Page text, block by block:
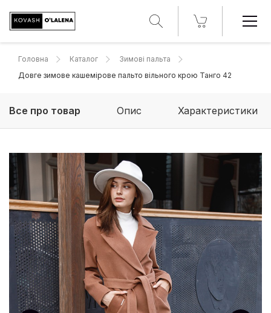
Головна Каталог
Зимові пальта
Довге зимове кашемірове пальто вільного крою Танго 42
Все про товар Опис Характеристики